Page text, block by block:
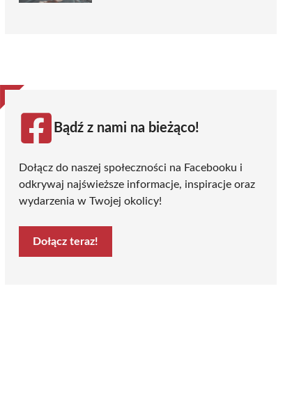
Bądź z nami na bieżąco!
Dołącz do naszej społeczności na Facebooku i
odkrywaj najświeższe informacje, inspiracje oraz
wydarzenia w Twojej okolicy!
Dołącz teraz!